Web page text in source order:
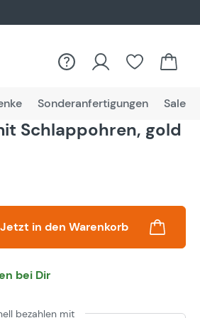
Sonderanfertigungen Sale
Schlappohren, gold
Anzahl: Gib den
Jetzt in den Warenkorb
bei Dir
bezahlen mit